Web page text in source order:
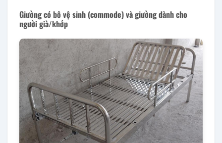
Giường có bô vệ sinh (commode) và giường dành cho
người già/khớp